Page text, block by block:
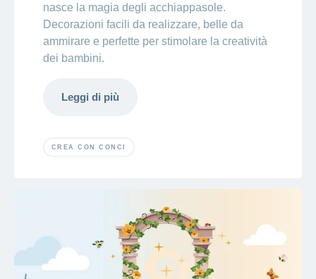
nasce la magia degli acchiappasole.
Decorazioni facili da realizzare, belle da
ammirare e perfette per stimolare la creatività
dei bambini.
Leggi di più
CREA CON CONCI